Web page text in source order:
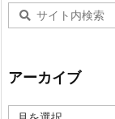
アーカイブ